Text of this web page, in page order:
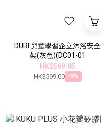
DURI 兒童學習企立沐浴安全
架(灰色)(DC01-01
HK$569.05
HK$599.00 -5%